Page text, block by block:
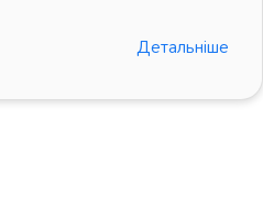
Детальніше